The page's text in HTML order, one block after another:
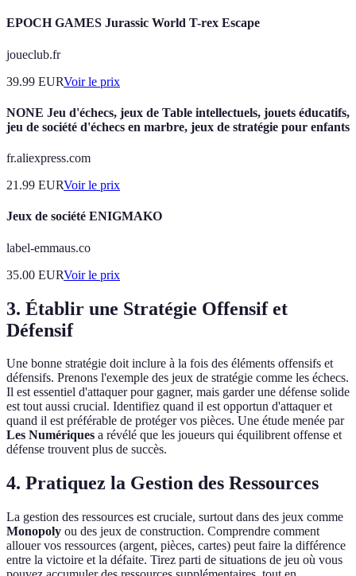
EPOCH GAMES Jurassic World T-rex Escape
joueclub.fr
39.99 EURVoir le prix
NONE Jeu d'échecs, jeux de Table intellectuels, jouets éducatifs,
jeu de société d'échecs en marbre, jeux de stratégie pour enfants
fr.aliexpress.com
21.99 EURVoir le prix
Jeux de société ENIGMAKO
label-emmaus.co
35.00 EURVoir le prix
3. Établir une Stratégie Offensif et
Défensif
Une bonne stratégie doit inclure à la fois des éléments offensifs et
défensifs. Prenons l'exemple des jeux de stratégie comme les échecs.
Il est essentiel d'attaquer pour gagner, mais garder une défense solide
est tout aussi crucial. Identifiez quand il est opportun d'attaquer et
quand il est préférable de protéger vos pièces. Une étude menée par
Les Numériques a révélé que les joueurs qui équilibrent offense et
défense trouvent plus de succès.
4. Pratiquez la Gestion des Ressources
La gestion des ressources est cruciale, surtout dans des jeux comme
Monopoly ou des jeux de construction. Comprendre comment
allouer vos ressources (argent, pièces, cartes) peut faire la différence
entre la victoire et la défaite. Tirez parti de situations de jeu où vous